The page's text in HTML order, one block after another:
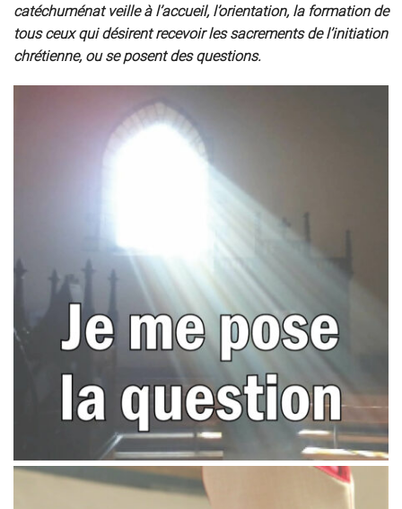
catéchuménat veille à l’accueil, l’orientation, la formation de
tous ceux qui désirent recevoir les sacrements de l’initiation
chrétienne, ou se posent des questions.